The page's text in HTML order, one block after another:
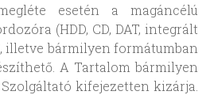
esetén a magáncélú
(HDD, CD, DAT, integrált
illetve bármilyen formátumban
A Tartalom bármilyen
kifejezetten kizárja.